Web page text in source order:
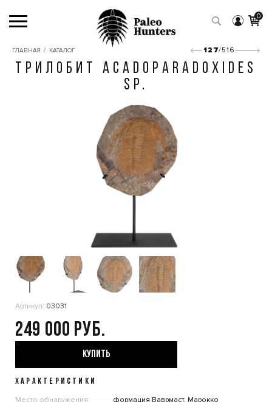
0
ГЛАВНАЯ / КАТАЛОГ 127/516
ТРИЛОБИТ ACADOPARADOXIDES
SP.
Артикул: 03031
249 000
КУПИТЬ
ХАРАКТЕРИСТИКИ
Место обнаружения:
формация Ваврмаст, Марокко